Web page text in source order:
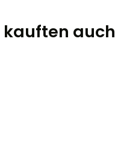
kauften auch